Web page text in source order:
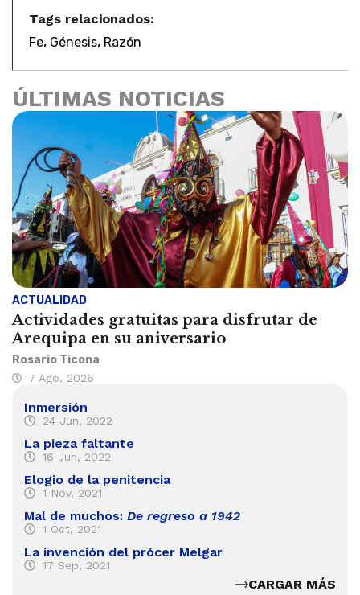
Tags relacionados:
Fe, Génesis, Razón
ÚLTIMAS NOTICIAS
ACTUALIDAD
Actividades gratuitas para disfrutar de
Arequipa en su aniversario
Rosario Ticona
7 Ago, 2026
Inmersión
24 Jun, 2022
La pieza faltante
16 Jun, 2022
Elogio de la penitencia
1 Nov, 2021
Mal de muchos: De regreso a 1942
1 Oct, 2021
La invención del prócer Melgar
17 Sep, 2021
CARGAR MÁS